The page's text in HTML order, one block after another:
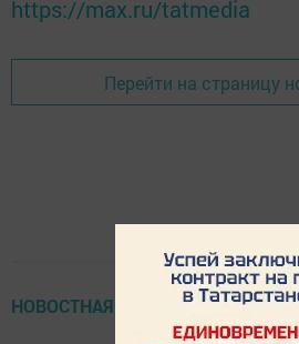
https://max.ru/tatmedia
Перейти на страницу
НОВОСТНАЯ ЛЕНТА